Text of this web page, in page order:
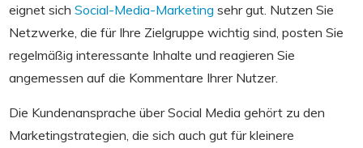
eignet sich Social-Media-Marketing sehr gut. Nutzen Sie
Netzwerke, die für Ihre Zielgruppe wichtig sind, posten Sie
regelmäßig interessante Inhalte und reagieren Sie
angemessen auf die Kommentare Ihrer Nutzer.
Die Kundenansprache über Social Media gehört zu den
Marketingstrategien, die sich auch gut für kleinere